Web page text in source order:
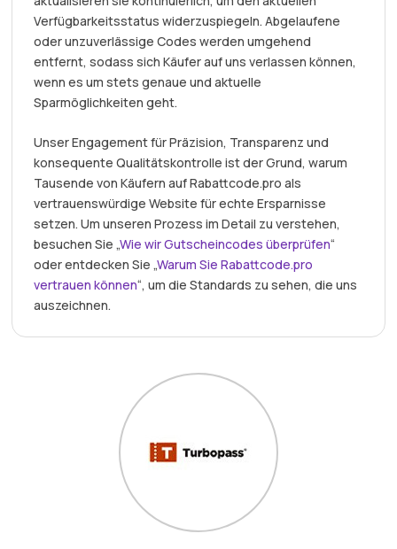
Verfügbarkeitsstatus widerzuspiegeln. Abgelaufene
oder unzuverlässige Codes werden umgehend
entfernt, sodass sich Käufer auf uns verlassen können,
wenn es um stets genaue und aktuelle
Sparmöglichkeiten geht.
Unser Engagement für Präzision, Transparenz und
konsequente Qualitätskontrolle ist der Grund, warum
Tausende von Käufern auf Rabattcode.pro als
vertrauenswürdige Website für echte Ersparnisse
setzen. Um unseren Prozess im Detail zu verstehen,
besuchen Sie „Wie wir Gutscheincodes überprüfen“
oder entdecken Sie „Warum Sie Rabattcode.pro
vertrauen können“, um die Standards zu sehen, die uns
auszeichnen.